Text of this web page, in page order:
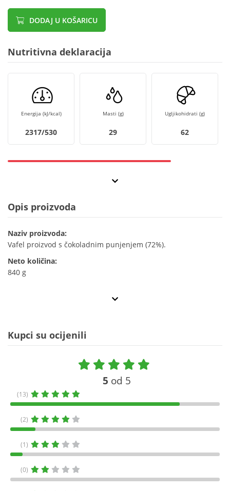
DODAJ U KOŠARICU
Nutritivna deklaracija
Energija (kJ/kcal)
2317/530
Masti (g)
29
Ugljikohidrati (g)
62
Opis proizvoda
Naziv proizvoda:
Vafel proizvod s čokoladnim punjenjem (72%).
Neto količina:
840 g
Kupci su ocijenili
5 od 5
(13)
(2)
(1)
(0)